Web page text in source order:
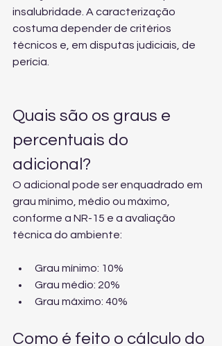
insalubridade. A caracterização
costuma depender de critérios
técnicos e, em disputas judiciais, de
perícia.
Quais são os graus e
percentuais do
adicional?
O adicional pode ser enquadrado em
grau mínimo, médio ou máximo,
conforme a NR-15 e a avaliação
técnica do ambiente:
Grau mínimo: 10%
Grau médio: 20%
Grau máximo: 40%
Como é feito o cálculo do